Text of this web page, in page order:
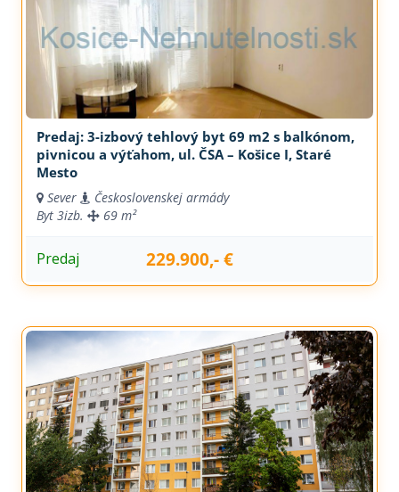
Predaj: 3-izbový tehlový byt 69 m2 s balkónom,
pivnicou a výťahom, ul. ČSA – Košice I, Staré
Mesto
Sever
Československej armády
Byt 3izb. 69 m²
Predaj 229.900,- €